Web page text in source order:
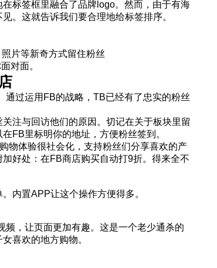
标签框里融合了品牌logo。然而，由于有海
。这就告诉我们要合理地给标签排序。
片等新奇方式留住粉丝
对面。
通过运用FB的战略，TB已经有了忠实的粉丝
注与回访他们的原因。切记在关于板块里留
FB里标明你的地址，方便粉丝签到。
物体验很社会化，支持粉丝们分享喜欢的产
好处：在FB商店购买自动打9折。得来全不
内置APP让这个操作方便得多。
频，让页面更加有趣。这是一个老少通杀的
喜欢的地方购物。